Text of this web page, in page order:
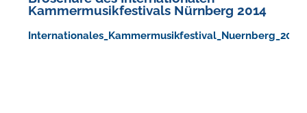
Kammermusikfestivals Nürnberg 2014